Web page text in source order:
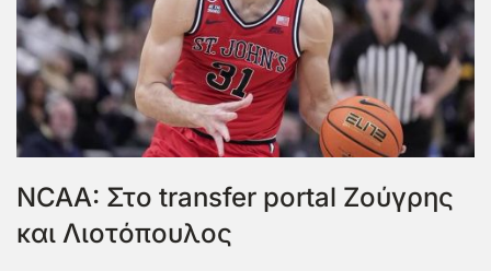
NCAA: Στο transfer portal Ζούγρης
και Λιοτόπουλος